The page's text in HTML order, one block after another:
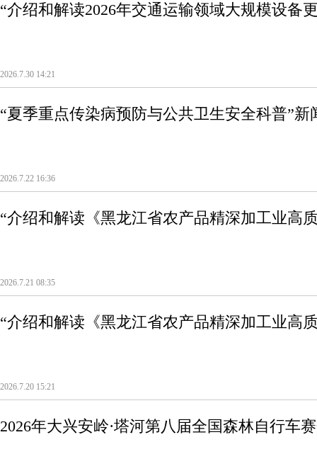
“介绍和解读2026年交通运输领域大规模设备
2026.7.30 14:21
“夏季重点传染病预防与公共卫生安全科普”新
2026.7.22 16:36
“介绍和解读《黑龙江省农产品精深加工业高
2026.7.21 08:35
“介绍和解读《黑龙江省农产品精深加工业高
2026.7.20 15:21
2026年大兴安岭·塔河第八届全国森林自行车